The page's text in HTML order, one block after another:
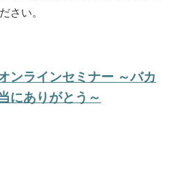
さい。
ンラインセミナー ～バカ
にありがとう～